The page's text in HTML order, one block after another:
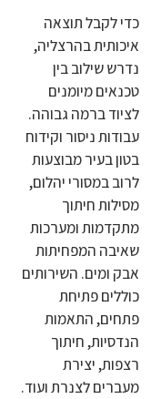
כדי לקבל תוצאה
איכותית בהרצליה,
נדרש שילוב בין
טכנאים מיומנים
לציוד ברמה גבוהה.
עבודות ניסור וקידוח
בטון בעיר מבוצעות
לרוב במסורי יהלום,
מסילות חיתוך
מתקדמות ומערכות
שאיבה המפחיתות
אבק ומים. השירותים
כוללים פתיחת
פתחים, התאמות
הנדסיות, חיתוך
רצפות, יצירת
מעברים לצנרת ועוד.